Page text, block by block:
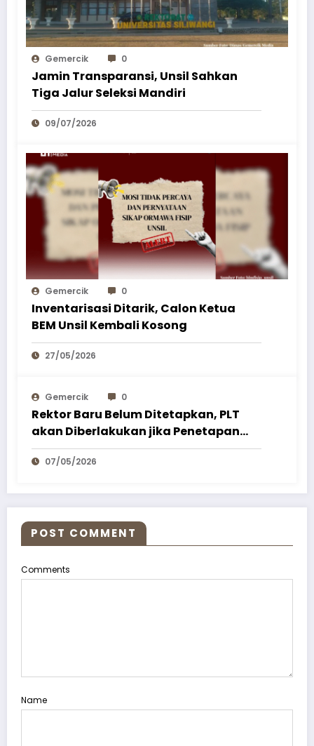
Gemercik 0
Jamin Transparansi, Unsil Sahkan
Tiga Jalur Seleksi Mandiri
09/07/2026
Gemercik 0
Inventarisasi Ditarik, Calon Ketua
BEM Unsil Kembali Kosong
27/05/2026
Gemercik 0
Rektor Baru Belum Ditetapkan, PLT
akan Diberlakukan jika Penetapan
Melebihi Target Waktu
07/05/2026
POST COMMENT
Comments
Name